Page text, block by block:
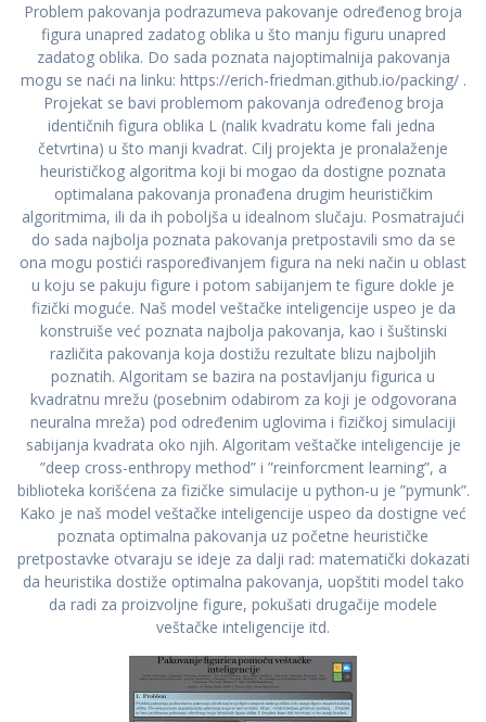
Problem pakovanja podrazumeva pakovanje određenog broja
figura unapred zadatog oblika u što manju figuru unapred
zadatog oblika. Do sada poznata najoptimalnija pakovanja
mogu se naći na linku: https://erich-friedman.github.io/packing/ .
Projekat se bavi problemom pakovanja određenog broja
identičnih figura oblika L (nalik kvadratu kome fali jedna
četvrtina) u što manji kvadrat. Cilj projekta je pronalaženje
heurističkog algoritma koji bi mogao da dostigne poznata
optimalana pakovanja pronađena drugim heurističkim
algoritmima, ili da ih poboljša u idealnom slučaju. Posmatrajući
do sada najbolja poznata pakovanja pretpostavili smo da se
ona mogu postići raspoređivanjem figura na neki način u oblast
u koju se pakuju figure i potom sabijanjem te figure dokle je
fizički moguće. Naš model veštačke inteligencije uspeo je da
konstruiše već poznata najbolja pakovanja, kao i šuštinski
različita pakovanja koja dostižu rezultate blizu najboljih
poznatih. Algoritam se bazira na postavljanju figurica u
kvadratnu mrežu (posebnim odabirom za koji je odgovorana
neuralna mreža) pod određenim uglovima i fizičkoj simulaciji
sabijanja kvadrata oko njih. Algoritam veštačke inteligencije je
”deep cross-enthropy method” i ”reinforcment learning”, a
biblioteka korišćena za fizičke simulacije u python-u je ”pymunk”.
Kako je naš model veštačke inteligencije uspeo da dostigne već
poznata optimalna pakovanja uz početne heurističke
pretpostavke otvaraju se ideje za dalji rad: matematički dokazati
da heuristika dostiže optimalna pakovanja, uopštiti model tako
da radi za proizvoljne figure, pokušati drugačije modele
veštačke inteligencije itd.